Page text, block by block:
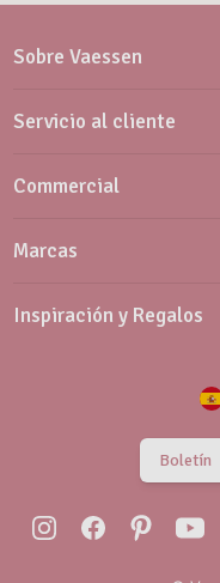
Sobre Vaessen
Servicio al cliente
Commercial
Marcas
Inspiración y Regalos
Boletín